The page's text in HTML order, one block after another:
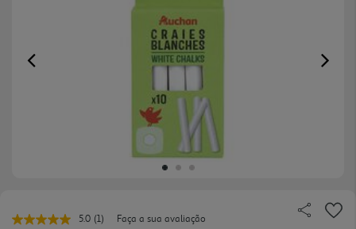
Previous
5.0 Leu
(1)
Faça a sua avaliação